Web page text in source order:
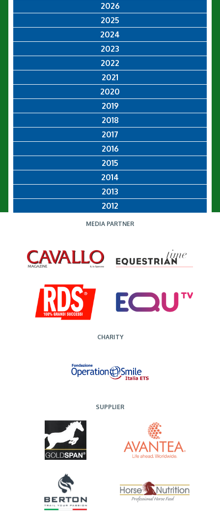
2026
2025
2024
2023
2022
2021
2020
2019
2018
2017
2016
2015
2014
2013
2012
MEDIA PARTNER
CHARITY
SUPPLIER